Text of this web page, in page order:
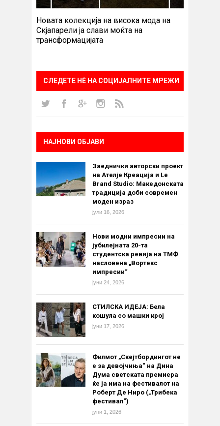
Новата колекција на висока мода на
Скјапарели ја слави моќта на
трансформацијата
СЛЕДЕТЕ НÈ НА СОЦИЈАЛНИТЕ МРЕЖИ
НАЈНОВИ ОБЈАВИ
Заеднички авторски проект
на Ателје Креација и Le
Brand Studio: Македонската
традиција доби современ
моден израз
јули 16, 2026
Нови модни импресии на
јубилејната 20-та
студентска ревија на ТМФ
насловена „Вортекс
импресии“
јуни 24, 2026
СТИЛСКА ИДЕЈА: Бела
кошула со машки крој
јуни 17, 2026
Филмот „Скејтбордингот не
е за девојчиња“ на Дина
Дума светската премиера
ќе ја има на фестивалот на
Роберт Де Ниро („Трибека
фестивал“)
јуни 1, 2026